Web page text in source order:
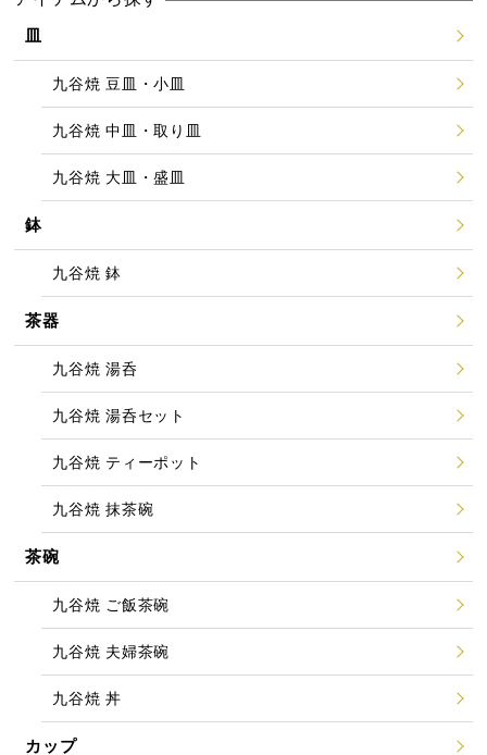
皿
九谷焼 豆皿・小皿
九谷焼 中皿・取り皿
九谷焼 大皿・盛皿
鉢
九谷焼 鉢
茶器
九谷焼 湯呑
九谷焼 湯呑セット
九谷焼 ティーポット
九谷焼 抹茶碗
茶碗
九谷焼 ご飯茶碗
九谷焼 夫婦茶碗
九谷焼 丼
カップ